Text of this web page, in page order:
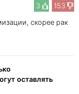
3
153
скорее рак
оставлять